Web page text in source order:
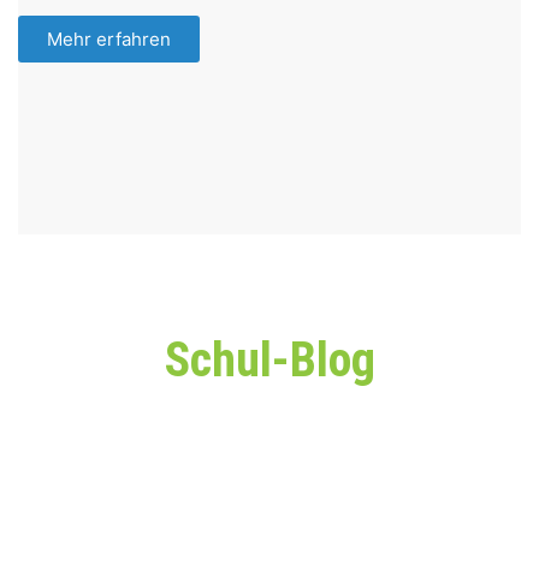
Mehr erfahren
Schul-Blog